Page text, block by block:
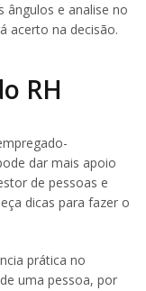
ângulos e analise no
acerto na decisão.
RH
dar mais apoio
de pessoas e
dicas para fazer o
prática no
uma pessoa, por